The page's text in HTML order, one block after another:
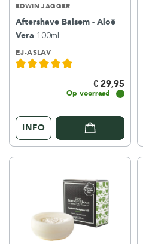
EDWIN JAGGER
Aftershave Balsem - Aloë
Vera 100ml
EJ-ASLAV
€ 29,95
Op voorraad
INFO